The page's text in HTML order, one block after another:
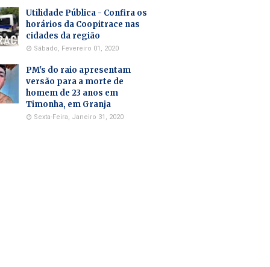
Utilidade Pública - Confira os
horários da Coopitrace nas
cidades da região
Sábado, Fevereiro 01, 2020
PM's do raio apresentam
versão para a morte de
homem de 23 anos em
Timonha, em Granja
Sexta-Feira, Janeiro 31, 2020